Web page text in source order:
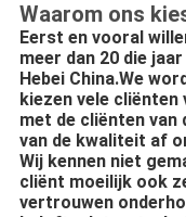
Waarom ons
Eerst en vooral
meer dan 20 die
Hebei China.We
kiezen vele cliënten
met de cliënten van
van de kwaliteit af
Wij kennen niet
cliënt moeilijk ook
vertrouwen